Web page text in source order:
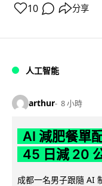
10 分享
人工智能
arthur 8 小時
AI 減肥餐單
45 日減 20
成都一名男子跟隨 AI